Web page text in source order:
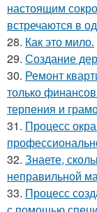
настоящим
встречаются в
28. Как это мило.
29. Создание
30. Ремонт
только
терпения и
31. Процесс
32. Знаете,
неправильной
33. Процесс